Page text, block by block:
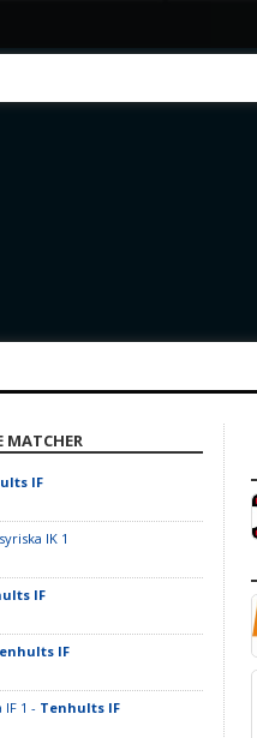
MATCHER
IF
IK 1
IF
IF
IF 1 - Tenhults IF